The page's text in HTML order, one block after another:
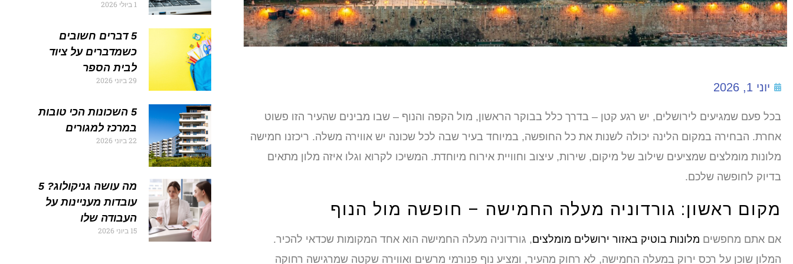
יוני 1, 2026
בכל פעם שמגיעים לירושלים, יש רגע קטן – בדרך כלל בבוקר הראשון, מול הקפה והנוף – שבו מבינים שהעיר הזו פשוט
אחרת. הבחירה במקום הלינה יכולה לשנות את כל החופשה, במיוחד בעיר שבה לכל שכונה יש אווירה משלה. ריכזנו חמישה
מלונות מומלצים שמציעים שילוב של מיקום, שירות, עיצוב וחוויית אירוח מיוחדת. המשיכו לקרוא וגלו איזה מלון מתאים
בדיוק לחופשה שלכם.
מקום ראשון: גורדוניה מעלה החמישה – חופשה מול הנוף
אם אתם מחפשים מלונות בוטיק באזור ירושלים מומלצים, גורדוניה מעלה החמישה הוא אחד המקומות שכדאי להכיר.
המלון שוכן על רכס ירוק במעלה החמישה, לא רחוק מהעיר, ומציע נוף פנורמי מרשים ואווירה שקטה שמרגישה רחוקה
1 ביולי 2026
5 דברים חשובים
כשמדברים על ציוד
לבית הספר
29 ביוני 2026
5 השכונות הכי טובות
במרכז למגורים
22 ביוני 2026
מה עושה גניקולוג? 5
עובדות מעניינות על
העבודה שלו
15 ביוני 2026